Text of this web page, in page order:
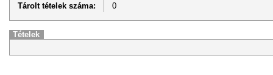
Tárolt tételek száma:
0
Tételek